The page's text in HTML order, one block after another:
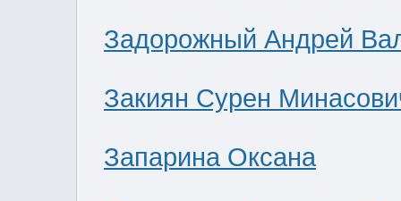
Задорожный Андрей
Закиян Сурен
Запарина Оксана